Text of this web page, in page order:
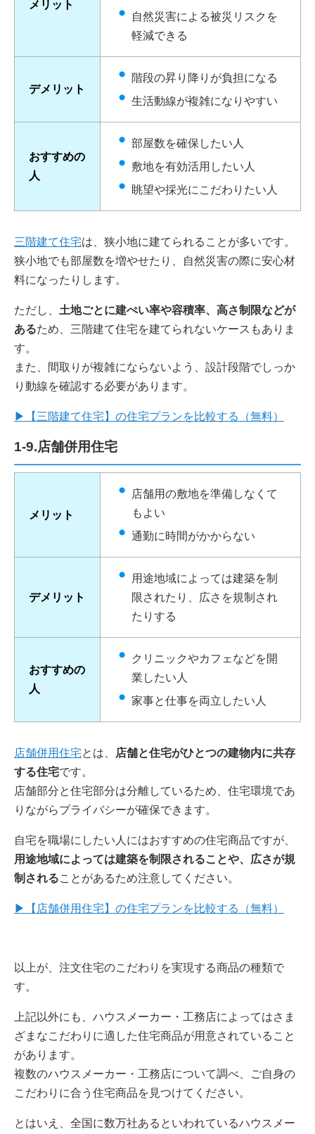
メリット
自然災害による被災リスクを
軽減できる
デメリット
階段の昇り降りが負担になる
生活動線が複雑になりやすい
おすすめの
人
部屋数を確保したい人
敷地を有効活用したい人
眺望や採光にこだわりたい人
三階建て住宅は、狭小地に建てられることが多いです。
狭小地でも部屋数を増やせたり、自然災害の際に安心材
料になったりします。
ただし、 土地ごとに建ぺい率や容積率、高さ制限などが
あるため、三階建て住宅を建てられないケースもありま
す。
また、間取りが複雑にならないよう、設計段階でしっか
り動線を確認する必要があります。
▶【三階建て住宅】の住宅プランを比較する（無料）
1-9.店舗併用住宅
メリット
店舗用の敷地を準備しなくて
もよい
通勤に時間がかからない
デメリット
用途地域によっては建築を制
限されたり、広さを規制され
たりする
おすすめの
人
クリニックやカフェなどを開
業したい人
家事と仕事を両立したい人
店舗併用住宅とは、
店舗と住宅がひとつの建物内に共存
する住宅です。
店舗部分と住宅部分は分離しているため、住宅環境であ
りながらプライバシーが確保できます。
自宅を職場にしたい人にはおすすめの住宅商品ですが、
用途地域によっては建築を制限されることや、広さが規
制されることがあるため注意してください。
▶【店舗併用住宅】の住宅プランを比較する（無料）
以上が、注文住宅のこだわりを実現する商品の種類で
す。
上記以外にも、ハウスメーカー・工務店によってはさま
ざまなこだわりに適した住宅商品が用意されていること
があります。
複数のハウスメーカー・工務店について調べ、ご自身の
こだわりに合う住宅商品を見つけてください。
とはいえ、全国に数万社あるといわれているハウスメー